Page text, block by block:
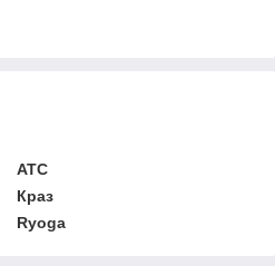
ATC
Краз
Ryoga